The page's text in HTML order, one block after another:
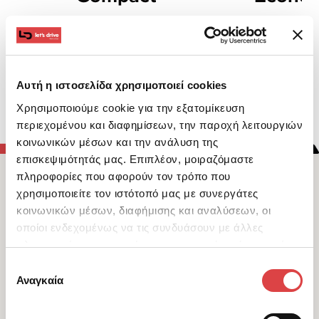
Αυτή η ιστοσελίδα χρησιμοποιεί cookies
Χρησιμοποιούμε cookie για την εξατομίκευση
περιεχομένου και διαφημίσεων, την παροχή λειτουργιών
κοινωνικών μέσων και την ανάλυση της
επισκεψιμότητάς μας. Επιπλέον, μοιραζόμαστε
πληροφορίες που αφορούν τον τρόπο που
χρησιμοποιείτε τον ιστότοπό μας με συνεργάτες
κοινωνικών μέσων, διαφήμισης και αναλύσεων, οι
οποίοι ενδεχομένως να τις συνδυάσουν με άλλες
πληροφορίες που τους έχετε παραχωρήσει ή τις οποίες
των υπηρεσιών τους.
συγκατάθεσης
Αναγκαία
Ενοικίαση Αυτοκινήτου στο
Αεροδρόμιο Κέρκυρας
Απογείωσε τις διακοπές σου με ενοικίαση
αυτοκινήτου από τον σταθμό εξυπηρέτησης της
Let's Drive αεροδρόμιο της Κέρκυρας.
Εξερεύνησε χωριά, παραλίες και αξιοθέατα